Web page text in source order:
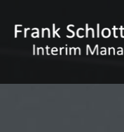
content